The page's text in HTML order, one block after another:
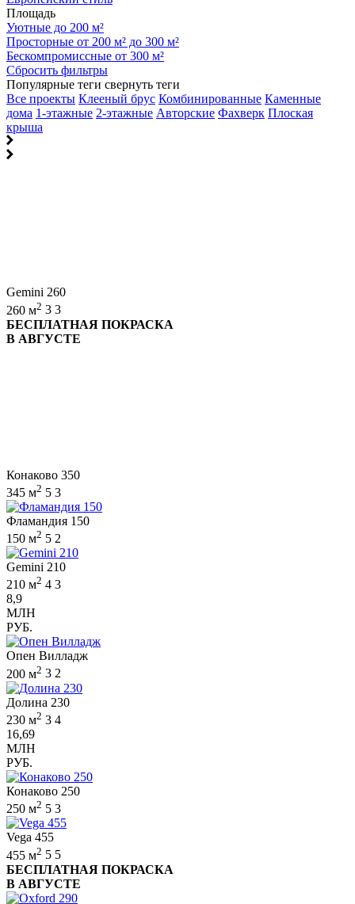
Площадь
Уютные до 200 м²
Просторные от 200 м² до 300 м²
Бескомпромиссные от 300 м²
Сбросить фильтры
Популярные теги свернуть теги
Все проекты Клееный брус Комбинированные Каменные
дома 1-этажные 2-этажные Авторские Фахверк Плоская
крыша
Gemini 260
260 м2 3 3
БЕСПЛАТНАЯ ПОКРАСКА
В АВГУСТЕ
Конаково 350
345 м2 5 3
Фламандия 150
150 м2 5 2
Gemini 210
210 м2 4 3
8,9
МЛН
РУБ.
Опен Вилладж
200 м2 3 2
Долина 230
230 м2 3 4
16,69
МЛН
РУБ.
Конаково 250
250 м2 5 3
Vega 455
455 м2 5 5
БЕСПЛАТНАЯ ПОКРАСКА
В АВГУСТЕ